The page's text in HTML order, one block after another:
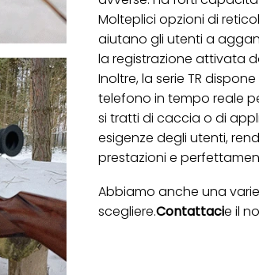
Molteplici opzioni di
aiutano gli utenti a
la registrazione attivata
Inoltre, la serie TR
telefono in tempo reale
si tratti di caccia o di
esigenze degli utenti,
prestazioni e
Abbiamo anche una
scegliere.Contattacie il